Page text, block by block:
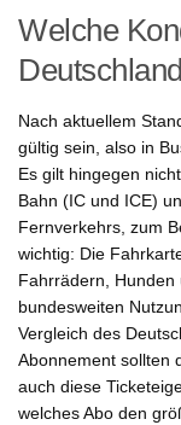
Welche
Nach aktuellem
gültig sein, also in
Es gilt hingegen
Bahn (IC und ICE)
Fernverkehrs, zum
wichtig: Die
Fahrrädern,
bundesweiten
Vergleich des
Abonnement sollten
auch diese
welches Abo den